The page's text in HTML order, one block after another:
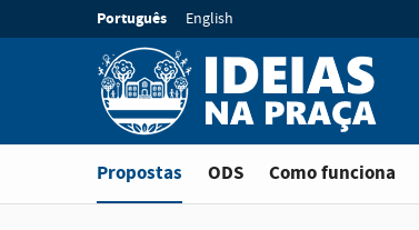
Ir para o conteúdo principal
Idioma:
Português English
Propostas ODS Como funciona